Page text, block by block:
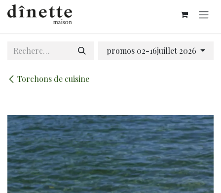
Se rendre au contenu
Torchons de cuisine
promos 02-16juillet 2026